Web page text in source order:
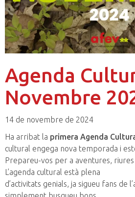
Agenda
Novembre
14 de novembre de 2024
Ha arribat la primera Agenda
cultural engega nova temporada i
Prepareu-vos per a aventures,
L’agenda cultural està plena
d’activitats genials, ja sigueu fans de